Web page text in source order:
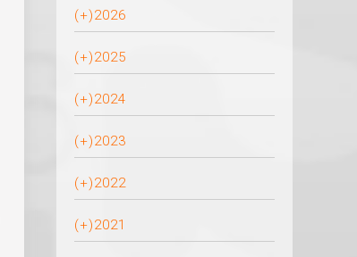
(+)2026
(+)2025
(+)2024
(+)2023
(+)2022
(+)2021